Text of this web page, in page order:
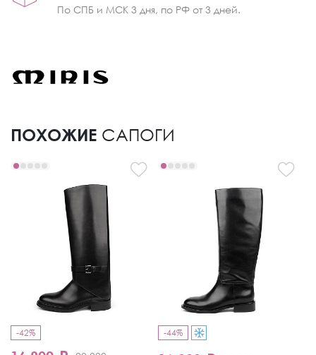
По СПБ и МСК 3 дня, по РФ от 3 дней.
ПОХОЖИЕ САПОГИ
-42% -44%